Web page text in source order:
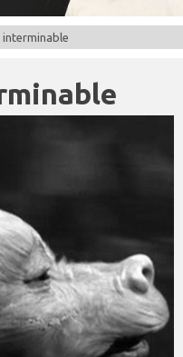
interminable